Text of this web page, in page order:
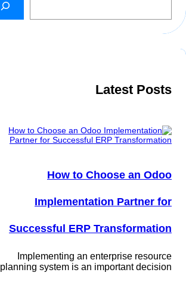
Latest Posts
How to Choose an Odoo
Implementation Partner for
Successful ERP Transformation
Implementing an enterprise resource
planning system is an important decision…